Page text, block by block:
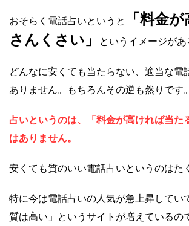
おそらく電話占いというと
「料金
さんくさい」
というイメージがあ
どんなに安くても当たらない、適当な電
ありません。もちろんその逆も然りです。
占いというのは、「料金が高ければ当た
はありません。
安くても質のいい電話占いというのはた
特に今は電話占いの人気が急上昇してい
質は高い」というサイトが増えているの